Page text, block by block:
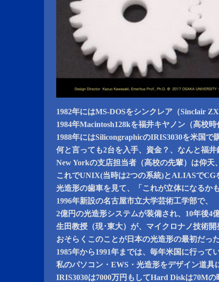
1982年にはMS-DOSをシンクレア（Sinclair
1984年Macintosh128kを福井キヤノン（高校
1988年にはSilicongraphicのIRIS3030を米国で
何と言っても2台を入手、資金？、なんと福
New Yorkの支店担当者（高校の先輩）は仰天
これでUNIX(当時は2つの系統)とALIASでCG
光造形の歯車を見て、「これが立体になるか
1996年新設の名古屋市立大学芸術工学部で、
2億円の光造形システムが装備され、10年後4
生田教授（現･東大）が、マイクロナノ技術
おそらくこのことが日本の光造形の最初だっ
1985年から1991年までは、毎年米国に行って
私のパソコン・EWS・光造形をデザイン道具
IRIS3030は7000万円もしてHard Diskは70Mの